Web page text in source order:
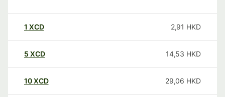
1 XCD 2,91 HKD
5 XCD 14,53 HKD
10XCD 29,06 HKD